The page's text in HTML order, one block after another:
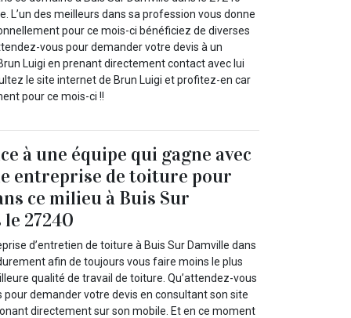
L’un des meilleurs dans sa profession vous donne
pour ce mois-ci bénéficiez de diverses
vous pour demander votre devis à un
Luigi en prenant directement contact avec lui
le site internet de Brun Luigi et profitez-en car
pour ce mois-ci !!
à une équipe qui gagne avec
entreprise de toiture pour
ce milieu à Buis Sur
27240
d’entretien de toiture à Buis Sur Damville dans
afin de toujours vous faire moins le plus
qualité de travail de toiture. Qu’attendez-vous
pour demander votre devis en consultant son site
directement sur son mobile. Et en ce moment